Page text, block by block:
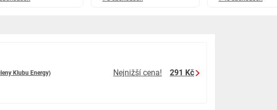
vůni jemně prostoupit místností.
chcete podpořit pocit svěžího a čistého vzduchu.
Klubu Energy) Nejnižší cena! 291 Kč